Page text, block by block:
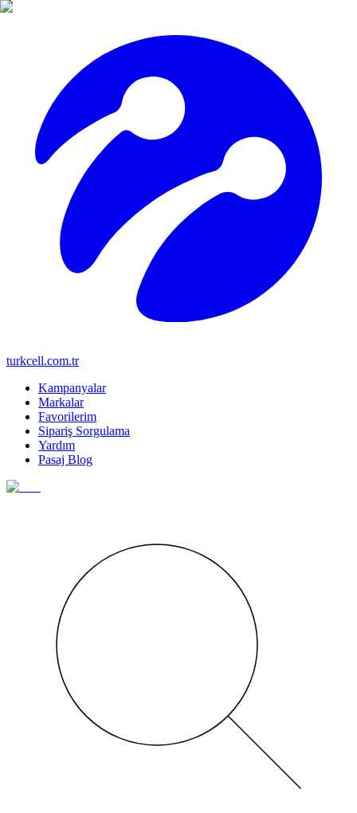
turkcell.com.tr
Kampanyalar
Markalar
Favorilerim
Sipariş Sorgulama
Yardım
Pasaj Blog